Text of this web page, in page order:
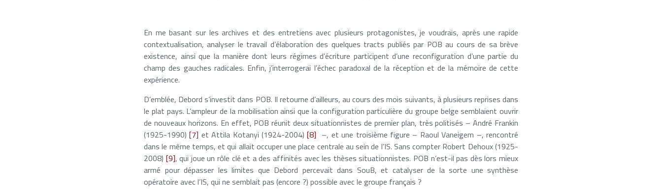
En me basant sur les archives et des entretiens avec plusieurs protagonistes, je voudrais, après une rapide
contextualisation, analyser le travail d’élaboration des quelques tracts publiés par POB au cours de sa brève
existence, ainsi que la manière dont leurs régimes d’écriture participent d’une reconfiguration d’une partie du
champ des gauches radicales. Enfin, j’interrogerai l’échec paradoxal de la réception et de la mémoire de cette
expérience.
D’emblée, Debord s’investit dans POB. Il retourne d’ailleurs, au cours des mois suivants, à plusieurs reprises dans
le plat pays. L’ampleur de la mobilisation ainsi que la configuration particulière du groupe belge semblaient ouvrir
de nouveaux horizons. En effet, POB réunit deux situationnistes de premier plan, très politisés – André Frankin
(1925-1990)[7] et Attila Kotanyi (1924-2004)[8] –, et une troisième figure – Raoul Vaneigem –, rencontré
dans le même temps, et qui allait occuper une place centrale au sein de l’IS. Sans compter Robert Dehoux (1925-
2008) [9], qui joue un rôle clé et a des affinités avec les thèses situationnistes. POB n’est-il pas dès lors mieux
armé pour dépasser les limites que Debord percevait dans SouB, et catalyser de la sorte une synthèse
opératoire avec l’IS, qui ne semblait pas (encore ?) possible avec le groupe français ?